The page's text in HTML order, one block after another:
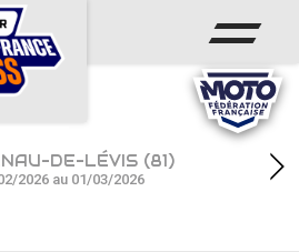
DE-LÉVIS (81)
2026 au 01/03/2026